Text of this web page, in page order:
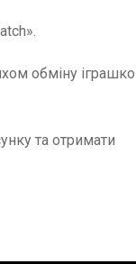
обміну
та отримати